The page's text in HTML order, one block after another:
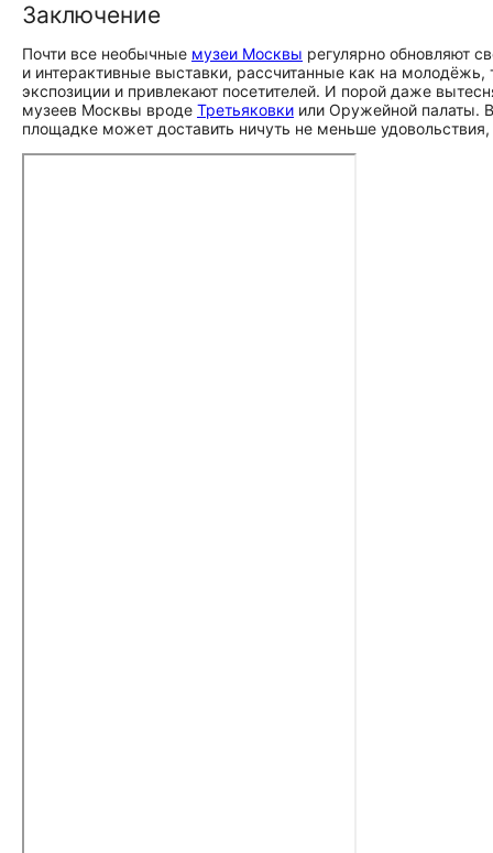
Заключение
Почти все необычные музеи Москвы регулярно обновляют
и интерактивные выставки, рассчитанные как на
экспозиции и привлекают посетителей. И порой даже
музеев Москвы вроде Третьяковки или Оружейной палаты.
площадке может доставить ничуть не меньше